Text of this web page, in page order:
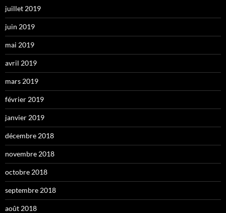
juillet 2019
juin 2019
mai 2019
avril 2019
mars 2019
février 2019
janvier 2019
décembre 2018
novembre 2018
octobre 2018
septembre 2018
août 2018